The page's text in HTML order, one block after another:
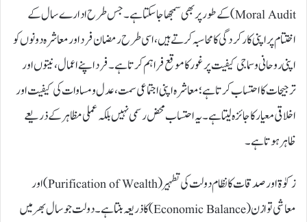
Moral Audit) کے طور پر بھی سمجھا جا سکتا ہے۔ جس طرح ادارے سال کے
اختتام پر اپنی کارکردگی کا محاسبہ کرتے ہیں، اسی طرح رمضان فرد اور معاشرہ دونوں کو
اپنی روحانی و سماجی کیفیت پر غور کا موقع فراہم کرتا ہے۔ فرد اپنے اعمال، نیتوں اور
ترجیحات کا احتساب کرتا ہے؛ معاشرہ اپنی اجتماعی سمت، عدل و مساوات کی کیفیت اور
اخلاقی معیار کا جائزہ لیتا ہے۔ یہ احتساب محض رسمی نہیں بلکہ عملی مظاہر کے ذریعے
ظاہر ہوتا ہے۔
زکوٰۃ اور صدقات کا نظام دولت کی تطہیر (Purification of Wealth) اور
معاشی توازن (Economic Balance) کا ذریعہ بنتا ہے۔ دولت جو سال بھر میں